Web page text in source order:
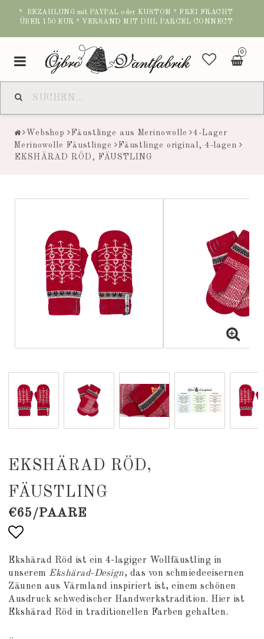
* BEZAHLUNG mit PAYPAL oder KUSTOM * FREI FRACHT
ÜBER 150 EUR * VERSAND MIT DHL PARCEL CONNECT
0
Toggle
navigation
Webshop Fäustlinge aus Merinowolle
4-Lager
Merinowolle Fäustlinge
Fäustlinge original, 4-lagen
EKSHÄRAD RÖD, FÄUSTLING
EKSHÄRAD RÖD,
FÄUSTLING
€65/PAARE
Add to list of favorites
Ekshärad Röd ist ein 4-lagiger Wollfäustling in
unserem Ekshärad-Design, das von schmiedeeisernen
Zäunen aus Värmland inspiriert ist, einem schönen
Ausdruck schwedischer Handwerkstradition. Hier ist
Ekshärad Röd in traditionellen Farben gehalten.